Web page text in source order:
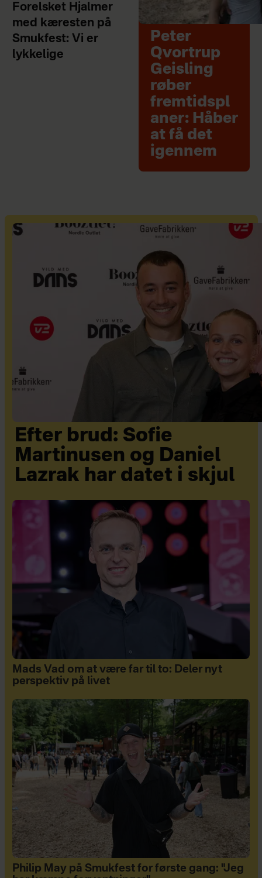
Forelsket Hjalmer
med kæresten på
Smukfest: Vi er
lykkelige
Peter
Qvortrup
Geisling
røber
fremtidspl
aner: Håber
at få det
igennem
Efter brud: Sofie
Martinusen og Daniel
Lazrak har datet i skjul
Mads Vad om at være far til to: Deler nyt
perspektiv på livet
Philip May på Smukfest for første gang: "Jeg